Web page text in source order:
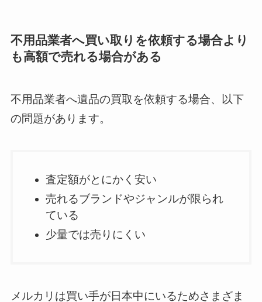
不用品業者へ買い取りを依頼する場合より
も高額で売れる場合がある
不用品業者へ遺品の買取を依頼する場合、以下
の問題があります。
査定額がとにかく安い
売れるブランドやジャンルが限られ
ている
少量では売りにくい
メルカリは買い手が日本中にいるためさまざま